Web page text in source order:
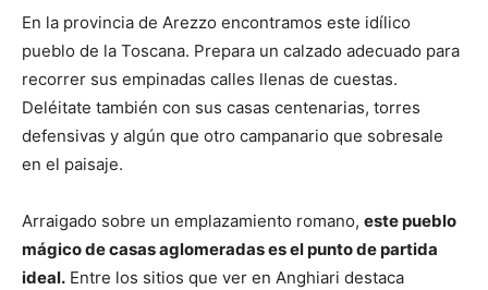
En la provincia de Arezzo encontramos este idílico
pueblo de la Toscana. Prepara un calzado adecuado para
recorrer sus empinadas calles llenas de cuestas.
Deléitate también con sus casas centenarias, torres
defensivas y algún que otro campanario que sobresale
en el paisaje.
Arraigado sobre un emplazamiento romano, este pueblo
mágico de casas aglomeradas es el punto de partida
ideal. Entre los sitios que ver en Anghiari destaca